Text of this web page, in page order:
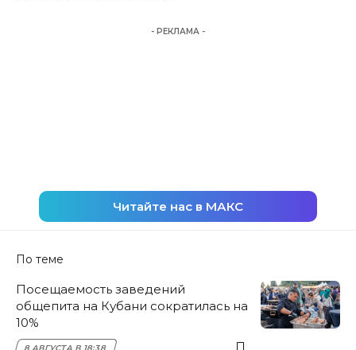
- РЕКЛАМА -
Читайте нас в МАКС
По теме
Посещаемость заведений
общепита на Кубани сократилась на
10%
8 АВГУСТА В 18:38